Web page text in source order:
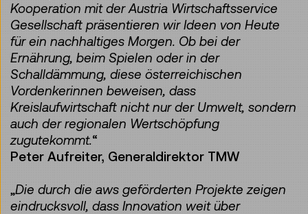
Kooperation mit der Austria Wirtschaftsservice
Gesellschaft präsentieren wir Ideen von Heute
für ein nachhaltiges Morgen. Ob bei der
Ernährung, beim Spielen oder in der
Schalldämmung, diese österreichischen
Vordenkerinnen beweisen, dass
Kreislaufwirtschaft nicht nur der Umwelt, sondern
auch der regionalen Wertschöpfung
zugutekommt.“
Peter Aufreiter, Generaldirektor TMW
„Die durch die aws geförderten Projekte zeigen
eindrucksvoll, dass Innovation weit über